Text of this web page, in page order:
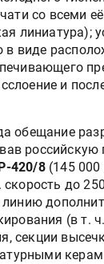
со всеми её
линиатура);
в виде
и
обещание
российскую
420/8(145 000
до
(в т.
секции